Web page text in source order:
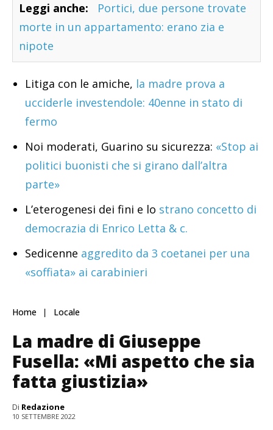
Leggi anche:
Portici, due persone trovate
morte in un appartamento: erano zia e
nipote
Litiga con le amiche, la madre prova a
ucciderle investendole: 40enne in stato di
fermo
Noi moderati, Guarino su sicurezza: «Stop ai
politici buonisti che si girano dall’altra
parte»
L’eterogenesi dei fini e lo strano concetto di
democrazia di Enrico Letta & c.
Sedicenne aggredito da 3 coetanei per una
«soffiata» ai carabinieri
Home Locale
La madre di Giuseppe
Fusella: «Mi aspetto che sia
fatta giustizia»
Di Redazione
10 SETTEMBRE 2022